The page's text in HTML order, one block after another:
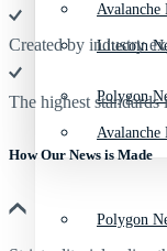
Avalanche
Polygon
Litecoin
Avalanche
Polygon
Created by industry
The highest
How Our News is Made